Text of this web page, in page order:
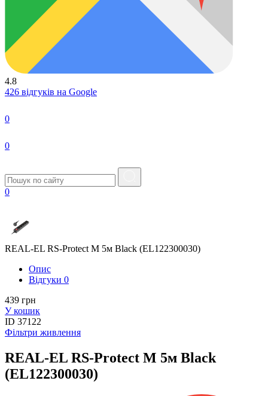
4.8
426 відгуків на Google
0
0
0
REAL-EL RS-Protect M 5м Black (EL122300030)
Опис
Вiдгуки 0
439 грн
У кошик
ID 37122
Фільтри живлення
REAL-EL RS-Protect M 5м Black
(EL122300030)